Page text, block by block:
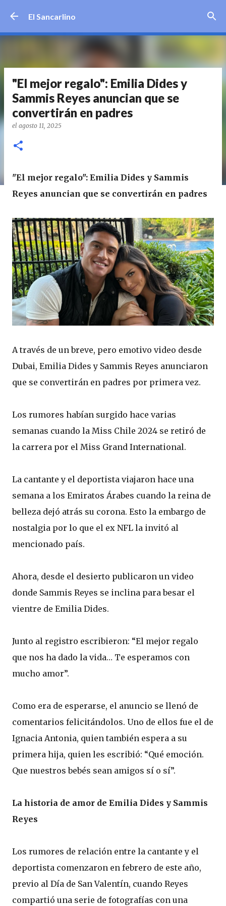
El Sancarlino
"El mejor regalo": Emilia Dides y
Sammis Reyes anuncian que se
convertirán en padres
el agosto 11, 2025
"El mejor regalo": Emilia Dides y Sammis
Reyes anuncian que se convertirán en padres
A través de un breve, pero emotivo video desde
Dubai, Emilia Dides y Sammis Reyes anunciaron
que se convertirán en padres por primera vez.
Los rumores habían surgido hace varias
semanas cuando la Miss Chile 2024 se retiró de
la carrera por el Miss Grand International.
La cantante y el deportista viajaron hace una
semana a los Emiratos Árabes cuando la reina de
belleza dejó atrás su corona. Esto la embargo de
nostalgia por lo que el ex NFL la invitó al
mencionado país.
Ahora, desde el desierto publicaron un video
donde Sammis Reyes se inclina para besar el
vientre de Emilia Dides.
Junto al registro escribieron: “El mejor regalo
que nos ha dado la vida… Te esperamos con
mucho amor”.
Como era de esperarse, el anuncio se llenó de
comentarios felicitándolos. Uno de ellos fue el de
Ignacia Antonia, quien también espera a su
primera hija, quien les escribió: “Qué emoción.
Que nuestros bebés sean amigos sí o sí”.
La historia de amor de Emilia Dides y Sammis
Reyes
Los rumores de relación entre la cantante y el
deportista comenzaron en febrero de este año,
previo al Día de San Valentín, cuando Reyes
compartió una serie de fotografías con una